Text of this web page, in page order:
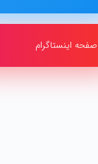
صفحه اینستاگرام